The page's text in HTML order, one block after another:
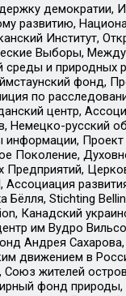
демократии,
развитию,
Институт,
Выборы,
и природных
фонд,
по
центр,
Немецко-русский
Проект
Поколение,
Предприятий,
Stichting
Канадский
им Вудро
Андрея
движением в
жителей
фонд